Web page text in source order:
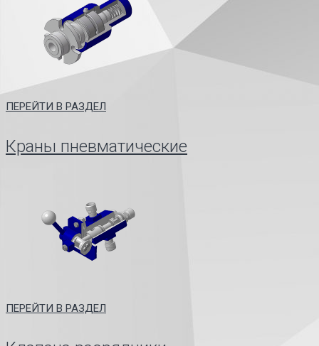
ПЕРЕЙТИ В РАЗДЕЛ
Краны пневматические
ПЕРЕЙТИ В РАЗДЕЛ